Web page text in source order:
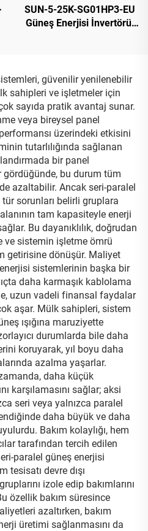
SUN-5-25K-SG01HP3-EU
Güneş Enerjisi İnvertörü,
güvenilir yenilenebilir
sahipleri ve işletmeler için
sayıda pratik avantaj sunar.
veya bireysel panel
üzerindeki etkisini
tutarlılığında sağlanan
bir panel
bu durum tüm
azaltabilir. Ancak seri-paralel
sorunları belirli gruplara
tam kapasiteyle enerji
Bu dayanıklılık, doğrudan
ve sistemin işletme ömrü
getirisine dönüşür. Maliyet
sistemlerinin başka bir
daha karmaşık kablolama
uzun vadeli finansal faydalar
aşar. Mülk sahipleri, sistem
ışığına maruziyette
durumlarda bile daha
koruyarak, yıl boyu daha
azalma yaşarlar.
daha küçük
karşılamasını sağlar; aksi
seri veya yalnızca paralel
daha büyük ve daha
Bakım kolaylığı, hem
tarafından tercih edilen
paralel güneş enerjisi
tesisatı devre dışı
izole edip bakımlarını
özellik bakım süresince
azaltırken, bakım
üretimi sağlanmasını da